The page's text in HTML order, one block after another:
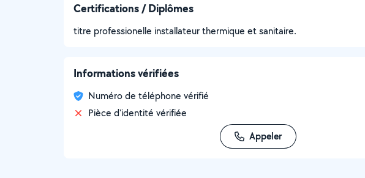
Certifications / Diplômes
titre professionelle installateur thermique et sanitaire.
Informations vérifiées
Numéro de téléphone vérifié
Pièce d'identité vérifiée
Appeler